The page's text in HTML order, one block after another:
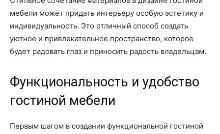
мебели может придать интерьеру особую эстетику и
индивидуальность. Это отличный способ создать
уютное и привлекательное пространство, которое
будет радовать глаз и приносить радость владельцам.
Функциональность и удобство
гостиной мебели
Первым шагом в создании функциональной гостиной